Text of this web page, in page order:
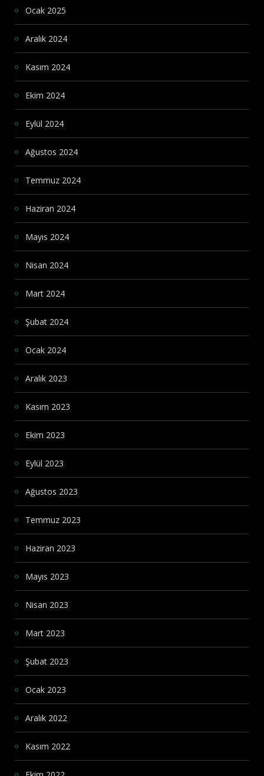
Ocak 2025
Aralık 2024
Kasım 2024
Ekim 2024
Eylül 2024
Ağustos 2024
Temmuz 2024
Haziran 2024
Mayıs 2024
Nisan 2024
Mart 2024
Şubat 2024
Ocak 2024
Aralık 2023
Kasım 2023
Ekim 2023
Eylül 2023
Ağustos 2023
Temmuz 2023
Haziran 2023
Mayıs 2023
Nisan 2023
Mart 2023
Şubat 2023
Ocak 2023
Aralık 2022
Kasım 2022